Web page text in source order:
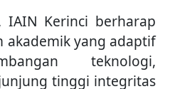
IAIN Kerinci berharap
akademik yang adaptif
teknologi,
tinggi integritas